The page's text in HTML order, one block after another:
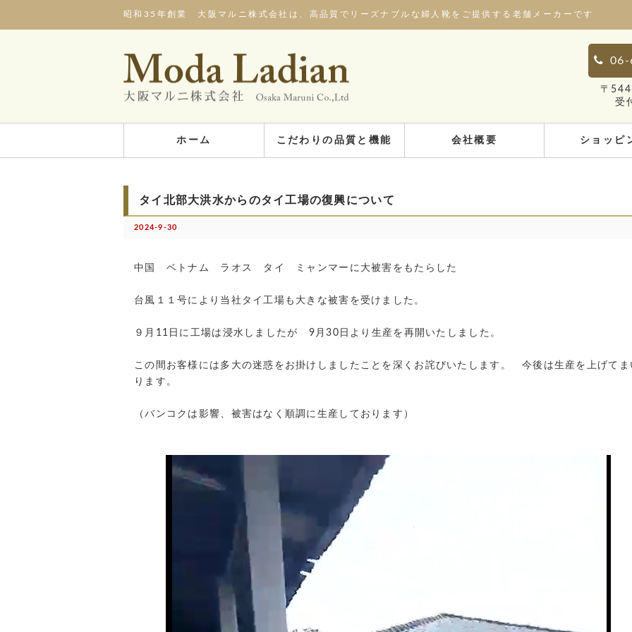
昭和35年創業 大阪マルニ株式会社は、高品質でリーズナブルな婦人靴をご提供する老舗メーカーです
06-
〒
受
ホーム こだわりの品質と機能 会社概要 ショッピ
タイ北部大洪水からのタイ工場の復興について
2024-9-30
中国 ベトナム ラオス タイ ミャンマーに大被害をもたらした
台風１１号により当社タイ工場も大きな被害を受けました。
９月11日に工場は浸水しましたが 9月30日より生産を再開いたしました。
この間お客様には多大の迷惑をお掛けしましたことを深くお詫びいたします。 今後は生産を上げてま
ります。
（バンコクは影響、被害はなく順調に生産しております）